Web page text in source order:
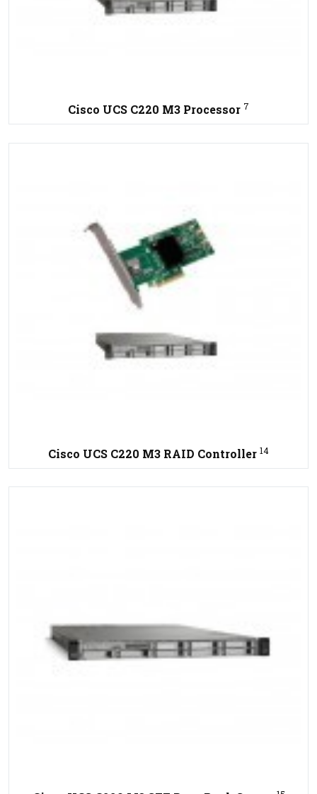
Cisco UCS C220 M3 Processor 7
Cisco UCS C220 M3 RAID Controller 14